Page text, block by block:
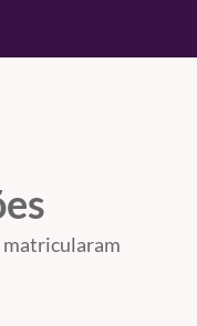
matricularam